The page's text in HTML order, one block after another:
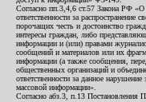
Согласно пп.3,4,6 ст.57 Закона РФ
ответственности за распространение
порочащих честь и достоинство
интересы граждан, либо
информации и (или) правами
сообщений и материалов или их
информации (а также сообщения,
общественных организаций и
ответственности за данное
массовой информации».
Согласно абз.3, п.13